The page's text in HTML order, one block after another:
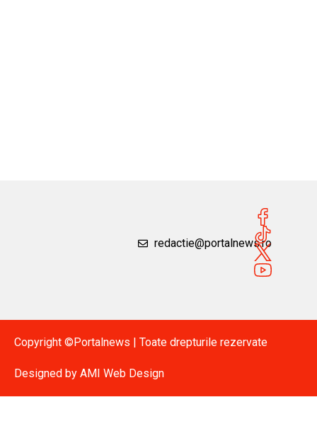
redactie@portalnews.ro
Copyright ©Portalnews | Toate drepturile rezervate
Designed by AMI Web Design